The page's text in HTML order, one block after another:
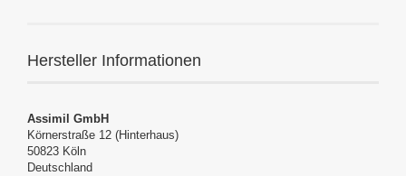
Hersteller Informationen
Assimil GmbH
Körnerstraße 12 (Hinterhaus)
50823 Köln
Deutschland